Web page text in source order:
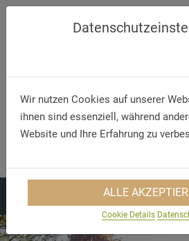
Anmelden
Telefon/WhatsApp
Wir nutzen Cookies auf unserer
ihnen sind essenziell, während
Website und Ihre Erfahrung zu
ALLE
Cookie Details